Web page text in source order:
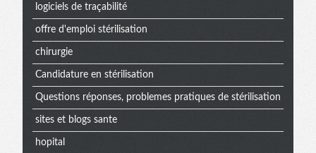
logiciels de traçabilité
offre d'emploi stérilisation
chirurgie
Candidature en stérilisation
Questions réponses, problemes pratiques de stérilisation
sites et blogs sante
hopital